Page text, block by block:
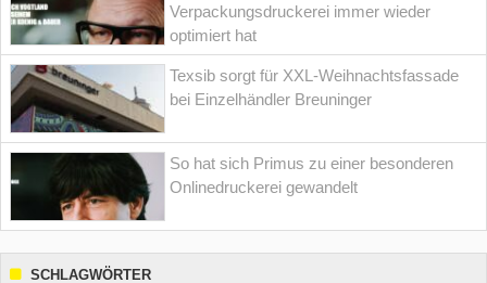
Verpackungsdruckerei immer wieder
optimiert hat
Texsib sorgt für XXL-Weihnachtsfassade
bei Einzelhändler Breuninger
So hat sich Primus zu einer besonderen
Onlinedruckerei gewandelt
SCHLAGWÖRTER